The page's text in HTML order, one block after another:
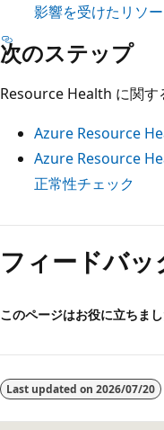
影響を受けたリソ
次のステップ
Resource Health に関す
Azure Resource
Azure Resource
正常性チェック
フィードバッ
このページはお役に立ちま
Last updated on 2026/07/20